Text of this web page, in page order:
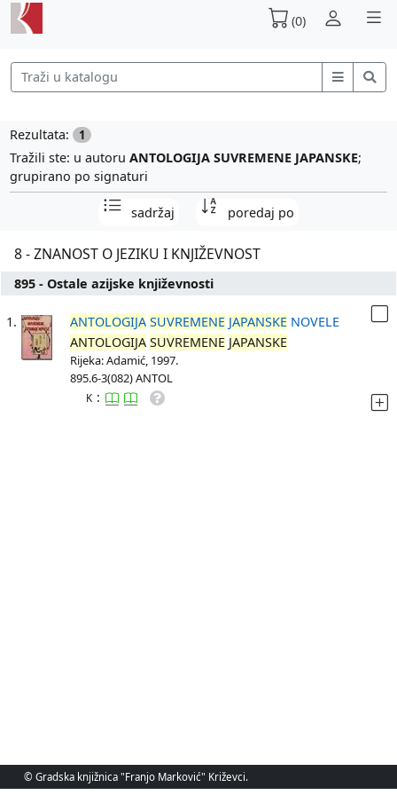
(0)
Rezultata: 1
Tražili ste: u autoru ANTOLOGIJA SUVREMENE JAPANSKE;
grupirano po signaturi
sadržaj poredaj po
8 - ZNANOST O JEZIKU I KNJIŽEVNOST
895 - Ostale azijske književnosti
1. ANTOLOGIJA SUVREMENE JAPANSKE NOVELE
ANTOLOGIJA SUVREMENE JAPANSKE
Rijeka: Adamić, 1997.
895.6-3(082) ANTOL
K :
© Gradska knjižnica "Franjo Marković" Križevci.